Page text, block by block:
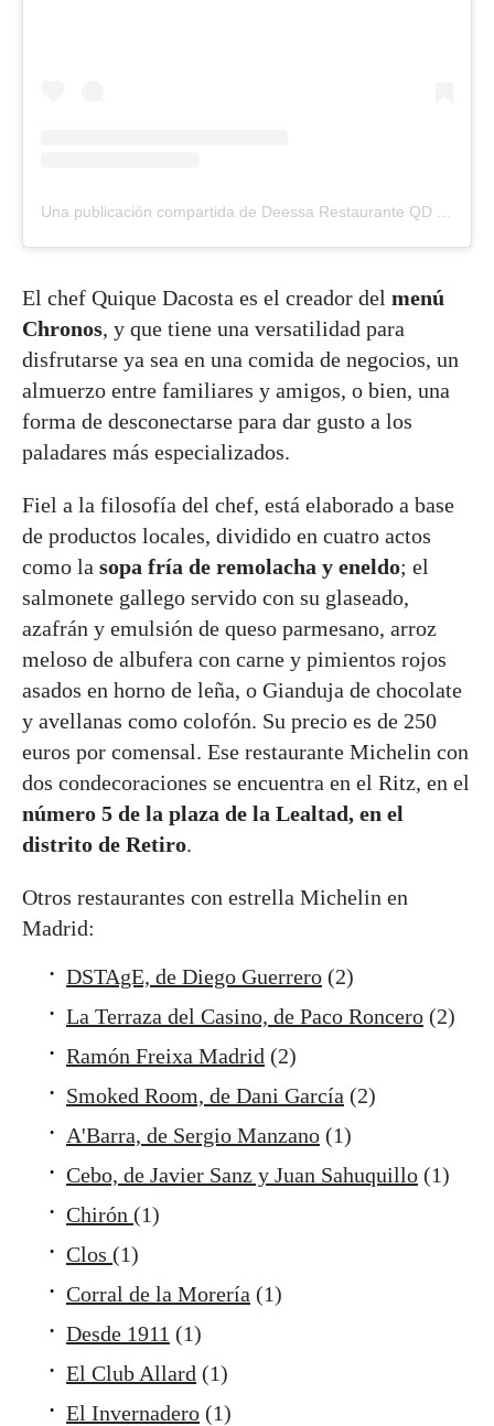
El chef Quique Dacosta es el creador del menú
Chronos, y que tiene una versatilidad para
disfrutarse ya sea en una comida de negocios, un
almuerzo entre familiares y amigos, o bien, una
forma de desconectarse para dar gusto a los
paladares más especializados.
Fiel a la filosofía del chef, está elaborado a base
de productos locales, dividido en cuatro actos
como la sopa fría de remolacha y eneldo; el
salmonete gallego servido con su glaseado,
azafrán y emulsión de queso parmesano, arroz
meloso de albufera con carne y pimientos rojos
asados en horno de leña, o Gianduja de chocolate
y avellanas como colofón. Su precio es de 250
euros por comensal. Ese restaurante Michelin con
dos condecoraciones se encuentra en el Ritz, en el
número 5 de la plaza de la Lealtad, en el
distrito de Retiro.
Otros restaurantes con estrella Michelin en
Madrid:
DSTAgE, de Diego Guerrero (2)
La Terraza del Casino, de Paco Roncero (2)
Ramón Freixa Madrid (2)
Smoked Room, de Dani García (2)
A'Barra, de Sergio Manzano (1)
Cebo, de Javier Sanz y Juan Sahuquillo (1)
Chirón (1)
Clos (1)
Corral de la Morería (1)
Desde 1911 (1)
El Club Allard (1)
El Invernadero (1)